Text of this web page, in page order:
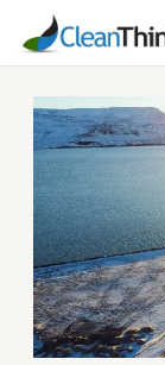
Inhalt
springen